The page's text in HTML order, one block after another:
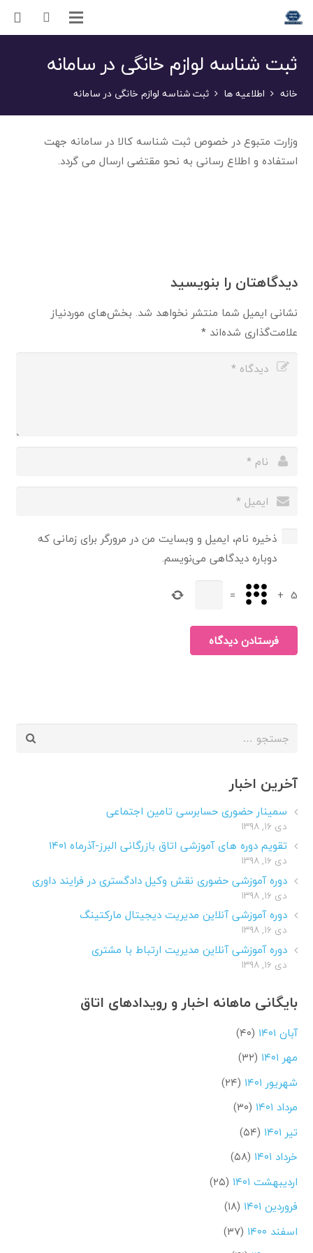
ثبت شناسه لوازم خانگی در سامانه
خانه اطلاعیه ها ثبت شناسه لوازم خانگی در سامانه
وزارت متبوع در خصوص ثبت شناسه کالا در سامانه جهت
استفاده و اطلاع رسانی به نحو مقتضی ارسال می گردد.
دیدگاهتان را بنویسید
نشانی ایمیل شما منتشر نخواهد شد. بخش‌های موردنیاز
علامت‌گذاری شده‌اند*
ذخیره نام، ایمیل و وبسایت من در مرورگر برای زمانی که
دوباره دیدگاهی می‌نویسم.
5
+
=
فرستادن دیدگاه
جستجو
آخرین اخبار
سمینار حضوری حسابرسی تامین اجتماعی
دی ۱۶, ۱۳۹۸
تقویم دوره های آموزشی اتاق بازرگانی البرز-آذرماه ۱۴۰۱
دی ۱۶, ۱۳۹۸
دوره آموزشی حضوری نقش وکیل دادگستری در فرایند داوری
دی ۱۶, ۱۳۹۸
دوره آموزشی آنلاین مدیریت دیجیتال مارکتینگ
دی ۱۶, ۱۳۹۸
دوره آموزشی آنلاین مدیریت ارتباط با مشتری
دی ۱۶, ۱۳۹۸
بایگانی ماهانه اخبار و رویدادهای اتاق
آبان ۱۴۰۱
(۴۰)
مهر ۱۴۰۱
(۳۲)
شهریور ۱۴۰۱
(۲۴)
مرداد ۱۴۰۱
(۳۰)
تیر ۱۴۰۱
(۵۴)
خرداد ۱۴۰۱
(۵۸)
اردیبهشت ۱۴۰۱
(۲۵)
فروردین ۱۴۰۱
(۱۸)
اسفند ۱۴۰۰
(۳۷)